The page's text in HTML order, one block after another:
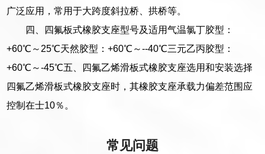
广泛应用，常用于大跨度斜拉桥、拱桥等。
四、四氟板式橡胶支座型号及适用气温氯丁胶型：
+60℃～25℃天然胶型：+60℃～--40℃三元乙丙胶型：
+60℃～-45℃五、四氟乙烯滑板式橡胶支座选用和安装选择
四氟乙烯滑板式橡胶支座时，其橡胶支座承载力偏差范围应
控制在士10％。
常见问题